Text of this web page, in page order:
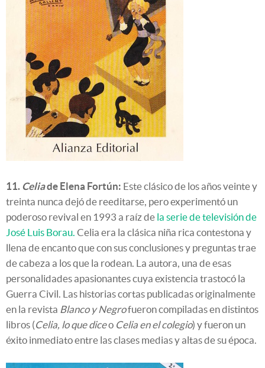
11. Celiade Elena Fortún: Este clásico de los años veinte y
treinta nunca dejó de reeditarse, pero experimentó un
poderoso revival en 1993 a raíz de la serie de televisión de
José Luis Borau. Celia era la clásica niña rica contestona y
llena de encanto que con sus conclusiones y preguntas trae
de cabeza a los que la rodean. La autora, una de esas
personalidades apasionantes cuya existencia trastocó la
Guerra Civil. Las historias cortas publicadas originalmente
en la revista Blanco y Negrofueron compiladas en distintos
libros (Celia, lo que diceo Celia en el colegio) y fueron un
éxito inmediato entre las clases medias y altas de su época.